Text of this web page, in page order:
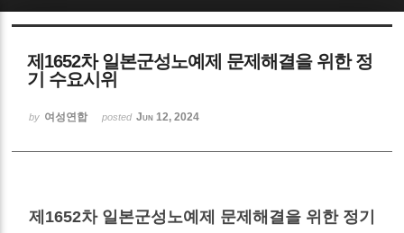
제1652차 일본군성노예제 문제해결을 위한 정
기 수요시위
by 여성연합 posted Jun 12, 2024
제1652차 일본군성노예제 문제해결을 위한 정기
Sketchbook5, 스케치북5
Sketchbook5, 스케치북5